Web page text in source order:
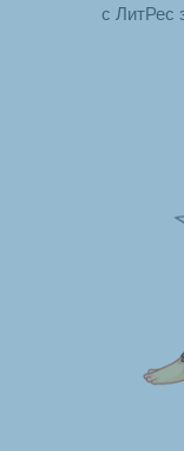
с ЛитРес